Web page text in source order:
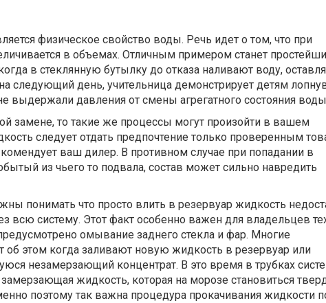
физическое свойство воды. Речь идет о том, что при
в объемах. Отличным примером станет
в стеклянную бутылку до отказа наливают воду,
следующий день, учительница демонстрирует детям
выдержали давления от смены агрегатного состояния
замене, то такие же процессы могут произойти в вашем
следует отдать предпочтение только проверенным
ваш дилер. В противном случае при попадании в
из чьего то подвала, состав может сильно навредить
понимать что просто влить в резервуар жидкость
всю систему. Этот факт особенно важен для владельцев
омывание заднего стекла и фар. Многие
этом когда заливают новую жидкость в резервуар или
незамерзающий концентрат. В это время в трубках
жидкость, которая на морозе становиться
поэтому так важна процедура прокачивания жидкости